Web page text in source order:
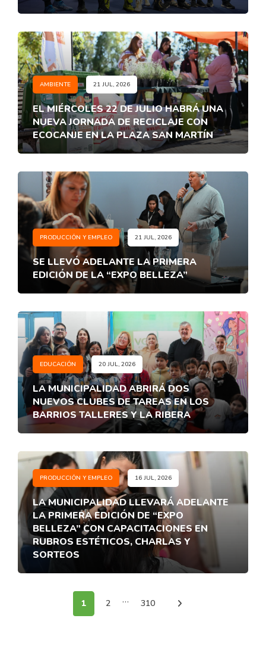
AMBIENTE 21 JUL, 2026
EL MIÉRCOLES 22 DE JULIO HABRÁ UNA
NUEVA JORNADA DE RECICLAJE CON
ECOCANJE EN LA PLAZA SAN MARTÍN
PRODUCCIÓN Y EMPLEO 21 JUL, 2026
SE LLEVÓ ADELANTE LA PRIMERA
EDICIÓN DE LA “EXPO BELLEZA”
EDUCACIÓN 20 JUL, 2026
LA MUNICIPALIDAD ABRIRÁ DOS
NUEVOS CLUBES DE TAREAS EN LOS
BARRIOS TALLERES Y LA RIBERA
PRODUCCIÓN Y EMPLEO 16 JUL, 2026
LA MUNICIPALIDAD LLEVARÁ ADELANTE
LA PRIMERA EDICIÓN DE “EXPO
BELLEZA” CON CAPACITACIONES EN
RUBROS ESTÉTICOS, CHARLAS Y
SORTEOS
1 2 ... 310